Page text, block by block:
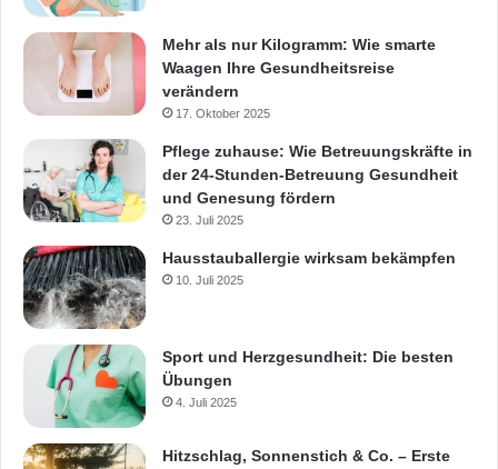
Mehr als nur Kilogramm: Wie smarte
Waagen Ihre Gesundheitsreise
verändern
17. Oktober 2025
Pflege zuhause: Wie Betreuungskräfte in
der 24-Stunden-Betreuung Gesundheit
und Genesung fördern
23. Juli 2025
Hausstauballergie wirksam bekämpfen
10. Juli 2025
Sport und Herzgesundheit: Die besten
Übungen
4. Juli 2025
Hitzschlag, Sonnenstich & Co. – Erste